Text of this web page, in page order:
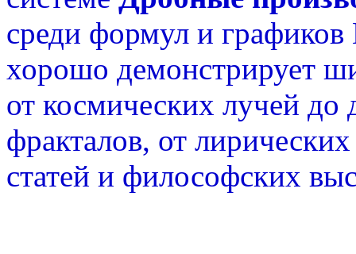
среди формул и
хорошо демонстрирует
от космических лучей
фракталов, от
статей и философских